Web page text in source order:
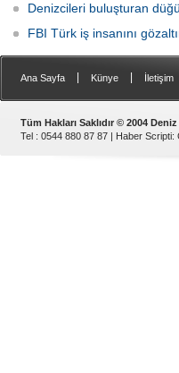
Denizcileri buluşturan
FBI Türk iş insanını
Ana Sayfa Künye İletişim
Tüm Hakları Saklıdır © 2004
Tel : 0544 880 87 87 | Haber Scripti: